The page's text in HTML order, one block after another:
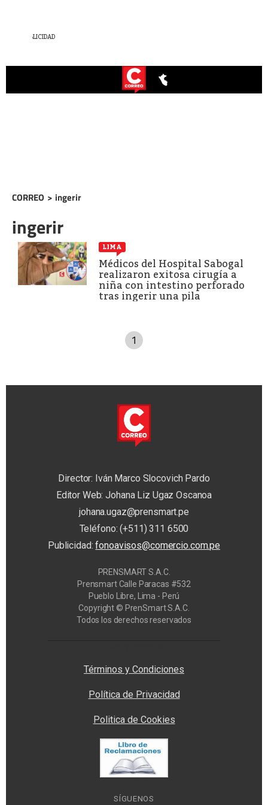
CORREO > ingerir
ingerir
LIMA
Médicos del Hospital Sabogal
realizaron exitosa cirugía a
niña con intestino perforado
tras ingerir una pila
1
Director: Iván Marco Slocovich Pardo
Editor Web: Johana Liz Ugaz Oscanoa
johana.ugaz@prensmart.pe
Teléfono: (+511) 311 6500
Publicidad:fonoavisos@comercio.com.pe
PRENSMART S.A.C.
Prensmart Calle Paracas #532
Pueblo Libre, Lima - Perú
Copyright © PrenSmart S.A.C.
Todos los derechos reservados
Términos y Condiciones
Política de Privacidad
Politica de Cookies
SÍGUENOS